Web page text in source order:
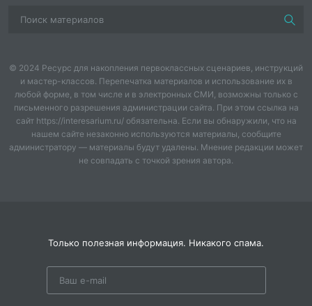
протяжении долгого времени, продолжительность
гимнастики должна составлять 10-15 мин каждый
день.
С детьми дошкольного возраста логопеды довольно
часто играют в «Собачку», в процессе которой нужно
широко открыть рот и высунуть язык в
Картотека упражнений по артикуляции состоит из
© 2024 Ресурс для накопления первоклассных сценариев, инструкций
и мастер-классов. Перепечатка материалов и использование их в
любой форме, в том числе и в электронных СМИ, возможны только с
письменного разрешения администрации сайта. При этом ссылка на
сайт https://interesarium.ru/ обязательна. Если вы обнаружили, что на
нашем сайте незаконно используются материалы, сообщите
администратору — материалы будут удалены. Мнение редакции может
не совпадать с точкой зрения автора.
Только полезная информация. Никакого спама.